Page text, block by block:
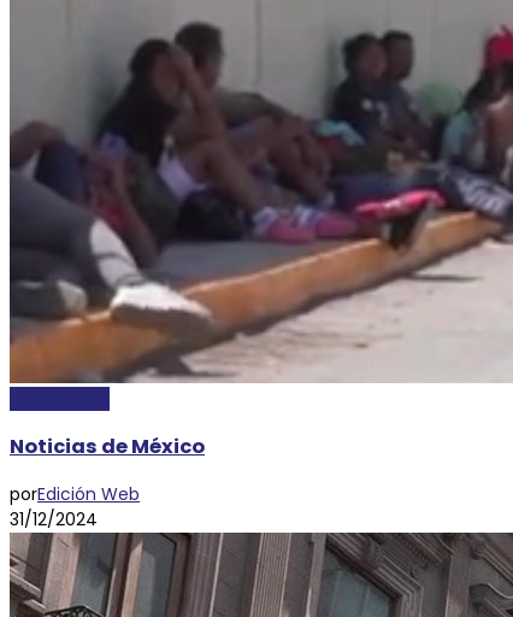
Noticias de México
porEdición Web
31/12/2024